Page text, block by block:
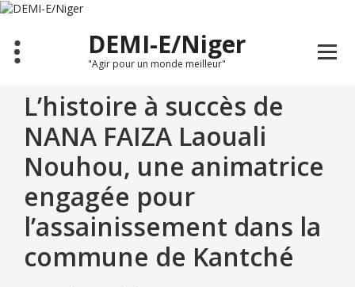
Aller
contenu
DEMI-E/Niger
"Agir pour un monde meilleur"
L’histoire à succès de
NANA FAIZA Laouali
Nouhou, une animatrice
engagée pour
l’assainissement dans la
commune de Kantché